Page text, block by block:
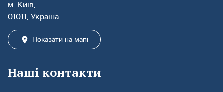
м. Київ,
01011, Україна
Показати на мапі
Наші контакти